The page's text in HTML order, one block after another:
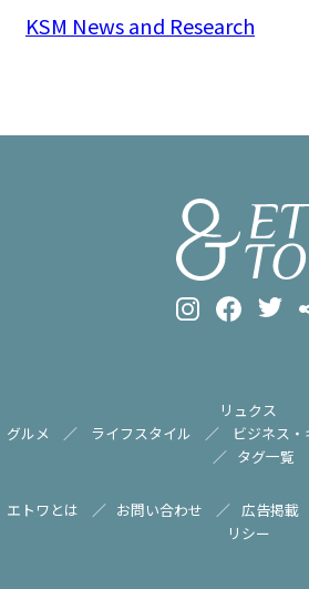
KSM News and Research
リュクス
グルメ
ライフスタイル ビジネス
タグ一覧
エトワとは お問い合わせ 広告掲載
リシー